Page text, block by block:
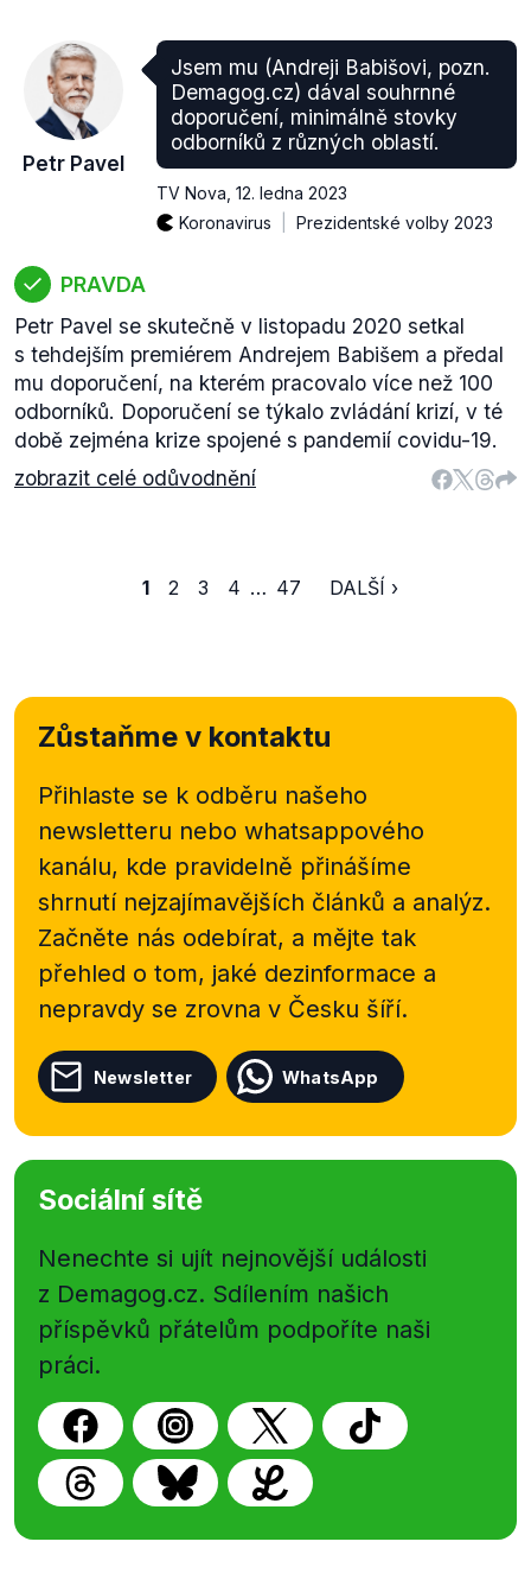
Petr Pavel
Jsem mu (Andreji Babišovi, pozn.
Demagog.cz) dával souhrnné
doporučení, minimálně stovky
odborníků z různých oblastí.
TV Nova 12. ledna 2023
Koronavirus
Prezidentské volby 2023
PRAVDA
Petr Pavel se skutečně v listopadu 2020 setkal
s tehdejším premiérem Andrejem Babišem a předal
mu doporučení, na kterém pracovalo více než 100
odborníků. Doporučení se týkalo zvládání krizí, v té
době zejména krize spojené s pandemií covidu-19.
zobrazit celé odůvodnění
1 2 3 4 … 47 DALŠÍ ›
Zůstaňme v kontaktu
Přihlaste se k odběru našeho
newsletteru nebo whatsappového
kanálu, kde pravidelně přinášíme
shrnutí nejzajímavějších článků a analýz.
Začněte nás odebírat, a mějte tak
přehled o tom, jaké dezinformace a
nepravdy se zrovna v Česku šíří.
Newsletter WhatsApp
Sociální sítě
Nenechte si ujít nejnovější události
z Demagog.cz. Sdílením našich
příspěvků přátelům podpoříte naši
práci.